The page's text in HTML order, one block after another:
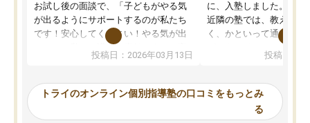
お試し後の面談で、「子どもがやる気
が出るようにサポートするのが私たち
です！安心してください！やる気が出
ないのは私たち講師の責任です」と言
ってくださり、確かに！と考えて、思
ったんですが、学生の先生から学ぶこ
み、徐々に成績が上がったらいいなと
投稿日：2026年03月13日
に、入塾しました。田舎
近隣の塾では、教えても
く、かといって通うには
可能なので本当に助か
らないところをピンポイ
頂いて、とてもわかり
していました。一生を
投稿日：
トライのオンライン個別指導塾の口コミをもっとみ
る